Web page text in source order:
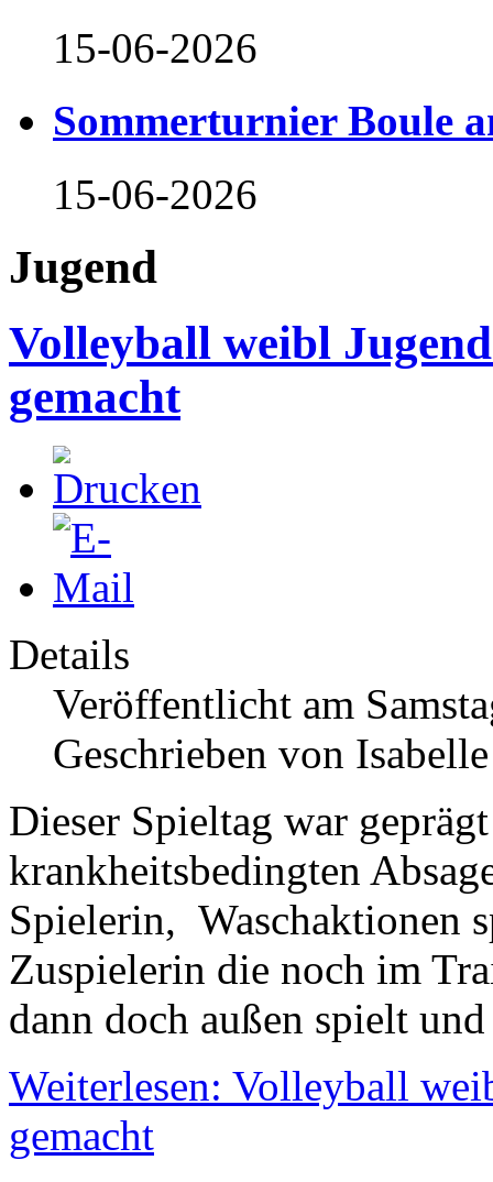
15-06-2026
Sommerturnier Boule
15-06-2026
Jugend
Volleyball weibl
gemacht
Details
Veröffentlicht am
Geschrieben von
Dieser Spieltag war
krankheitsbedingten
Spielerin, Waschaktionen
Zuspielerin die noch im
dann doch außen spielt
Weiterlesen: Volleyball
gemacht